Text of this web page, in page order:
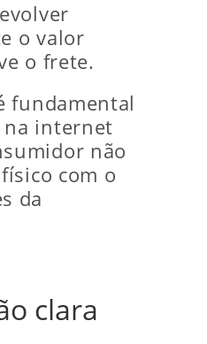
o valor
o frete.
fundamental
na internet
não
com o
da
clara